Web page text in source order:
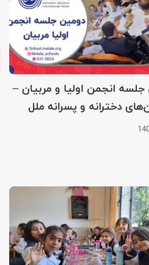
انجمن اولیا و مربیان –
دخترانه و پسرانه ملل